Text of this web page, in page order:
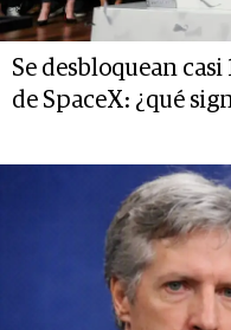
Se desbloquean
de SpaceX: ¿qué